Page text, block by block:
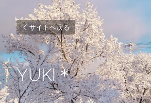
サイトへ戻る
YUKI＊